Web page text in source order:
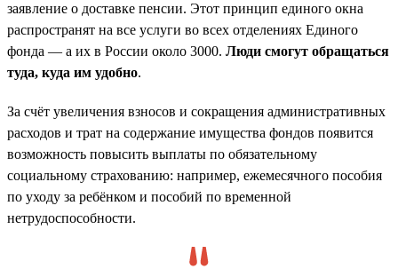
заявление о доставке пенсии. Этот принцип единого окна
распространят на все услуги во всех отделениях Единого
фонда — а их в России около 3000. Люди смогут обращаться
туда, куда им удобно.
За счёт увеличения взносов и сокращения административных
расходов и трат на содержание имущества фондов появится
возможность повысить выплаты по обязательному
социальному страхованию: например, ежемесячного пособия
по уходу за ребёнком и пособий по временной
нетрудоспособности.